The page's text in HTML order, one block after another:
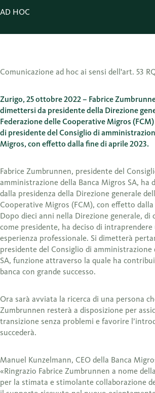
AD HOC
Comunicazione ad hoc ai sensi dell'art. 53
Zurigo, 25 ottobre 2022 – Fabrice
dimettersi da presidente della Direzione
Federazione delle Cooperative Migros
di presidente del Consiglio di
Migros, con effetto dalla fine di aprile 2023.
Fabrice Zumbrunnen, presidente del
amministrazione della Banca Migros SA, ha
dalla presidenza della Direzione generale
Cooperative Migros (FCM), con effetto
Dopo dieci anni nella Direzione generale, di
come presidente, ha deciso di intraprendere
esperienza professionale. Si dimetterà
presidente del Consiglio di amministrazione
SA, funzione attraverso la quale ha
banca con grande successo.
Ora sarà avviata la ricerca di una persona
Zumbrunnen resterà a disposizione per
transizione senza problemi e favorire
succederà.
Manuel Kunzelmann, CEO della Banca
«Ringrazio Fabrice Zumbrunnen a nome
per la stimata e stimolante collaborazione